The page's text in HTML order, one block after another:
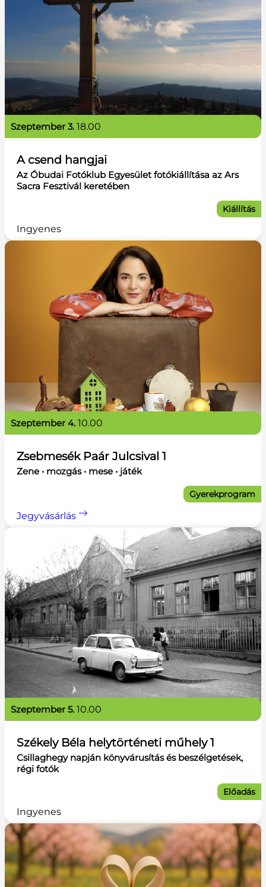
A csend hangjai
Az Óbudai Fotóklub Egyesület fotókiállítása az Ars
Sacra Fesztivál keretében
szeptember 3. 18.00
Ingyenes
Kiállítás
Zsebmesék Paár Julcsival 1
Zene • mozgás • mese • játék
szeptember 4. 10.00
Jegyvásárlás
Gyerekprogram
Székely Béla helytörténeti műhely 1
Csillaghegy napján könyvárusítás és beszélgetések,
régi fotók
szeptember 5. 10.00
Ingyenes
Előadás